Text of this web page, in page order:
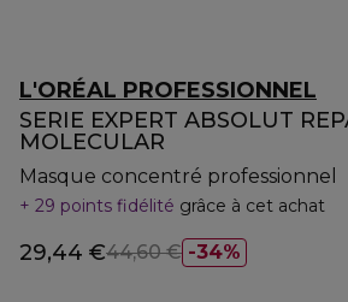
L'ORÉAL PROFESSIONNEL
SERIE EXPERT ABSOLUT
MOLECULAR
Masque concentré professionnel
29 points fidélité grâce à cet achat
34%
29,44 €44,60 €